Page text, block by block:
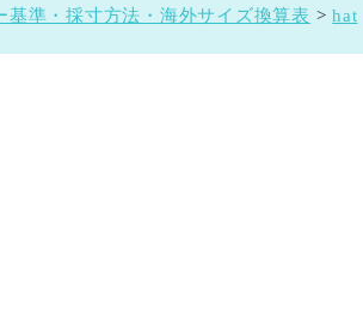
基準・採寸方法・海外サイズ換算表 >hat